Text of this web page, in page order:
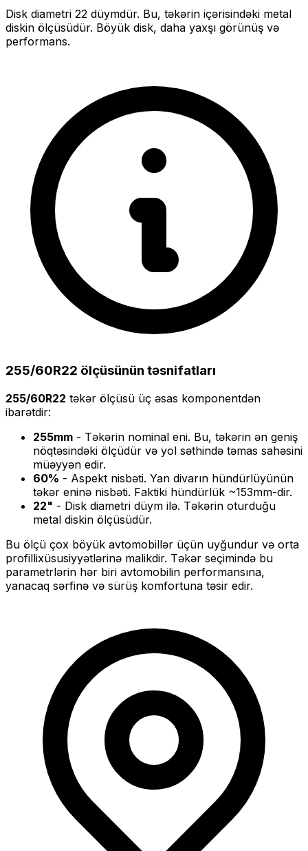
Disk diametri 22 düymdür. Bu, təkərin içərisindəki metal
diskin ölçüsüdür. Böyük disk, daha yaxşı görünüş və
performans.
255/60R22 ölçüsünün təsnifatları
255/60R22 təkər ölçüsü üç əsas komponentdən
ibarətdir:
255mm - Təkərin nominal eni. Bu, təkərin ən geniş
nöqtəsindəki ölçüdür və yol səthində təmas sahəsini
müəyyən edir.
60% - Aspekt nisbəti. Yan divarın hündürlüyünün
təkər eninə nisbəti. Faktiki hündürlük ~153mm-dir.
22" - Disk diametri düym ilə. Təkərin oturduğu
metal diskin ölçüsüdür.
Bu ölçü çox böyük avtomobillər üçün uyğundur və orta
profillixüsusiyyətlərinə malikdir. Təkər seçimində bu
parametrlərin hər biri avtomobilin performansına,
yanacaq sərfinə və sürüş komfortuna təsir edir.